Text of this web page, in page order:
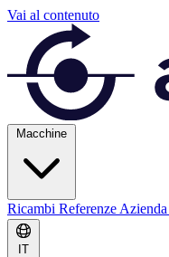
Vai al contenuto
Macchine
Ricambi Referenze Azienda
IT